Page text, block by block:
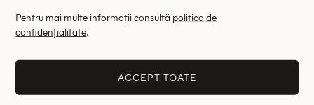
- 74% - 63%
Pentru mai multe informații consultă politica de
confidențialitate.
ACCEPT TOATE